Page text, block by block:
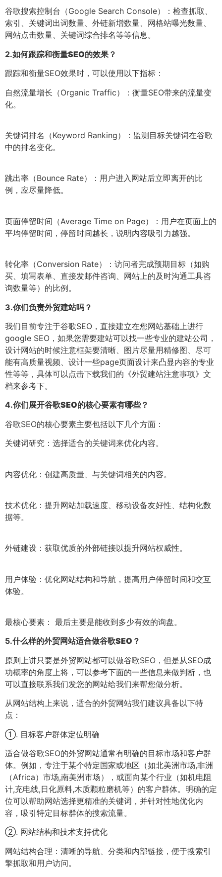
谷歌搜索控制台（Google Search Console）：检查抓取、
索引、关键词出词数量、外链新增数量、网格站曝光数量、
网站点击数量、关键词综合排名等等信息。
2.如何跟踪和衡量SEO的效果？
跟踪和衡量SEO效果时，可以使用以下指标：
自然流量增长（Organic Traffic）：衡量SEO带来的流量变
化。
关键词排名（Keyword Ranking）：监测目标关键词在谷歌
中的排名变化。
跳出率（Bounce Rate）：用户进入网站后立即离开的比
例，应尽量降低。
页面停留时间（Average Time on Page）：用户在页面上的
平均停留时间，停留时间越长，说明内容吸引力越强。
转化率（Conversion Rate）：访问者完成预期目标（如购
买、填写表单、直接发邮件咨询、网站上的及时沟通工具咨
询数量等）的比例。
3.你们负责外贸建站吗？
我们目前专注于谷歌SEO，直接建立在您网站基础上进行
google SEO，如果您需要建站可以找一些专业的建站公司，
设计网站的时候注意框架要清晰、图片尽量用精修图、尽可
能有高质量视频、设计一些page页面设计来凸显内容的专业
性等等，具体可以点击下载我们的《外贸建站注意事项》文
档来参考下。
4.你们展开谷歌SEO的核心要素有哪些？
谷歌SEO的核心要素主要包括以下几个方面：
关键词研究：选择适合的关键词来优化内容。
内容优化：创建高质量、与关键词相关的内容。
技术优化：提升网站加载速度、移动设备友好性、结构化数
据等。
外链建设：获取优质的外部链接以提升网站权威性。
用户体验：优化网站结构和导航，提高用户停留时间和交互
体验。
最核心要素： 最后主要是能收到多少有效的询盘。
5.什么样的外贸网站适合做谷歌SEO？
原则上讲只要是外贸网站都可以做谷歌SEO，但是从SEO成
功概率的角度上将，可以参考下面的一些信息来做判断，也
可以直接联系我们发您的网站给我们来帮您做分析。
从网站结构上来说，适合的外贸网站我们建议具备以下特
点：
①. 目标客户群体定位明确
适合做谷歌SEO的外贸网站通常有明确的目标市场和客户群
体。例如，专注于某个特定国家或地区（如北美洲市场,非洲
（Africa）市场,南美洲市场），或面向某个行业（如机电阻
计,充电线,日化原料,木质颗粒磨机等）的客户群体。明确的定
位可以帮助网站选择更精准的关键词，并针对性地优化内
容，吸引特定目标群体的搜索流量。
②. 网站结构和技术支持优化
网站结构合理：清晰的导航、分类和内部链接，便于搜索引
擎抓取和用户访问。